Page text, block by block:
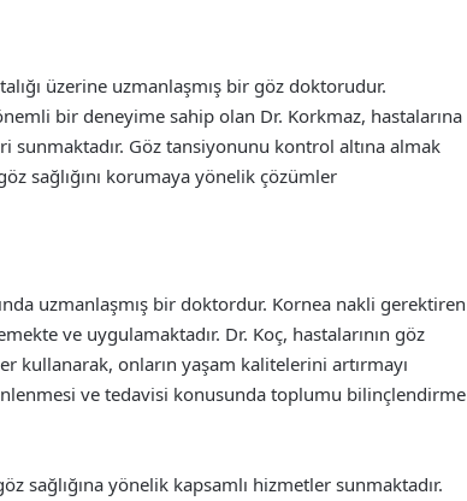
üzerine uzmanlaşmış bir göz doktorudur.
bir deneyime sahip olan Dr. Korkmaz, hastalarına
Göz tansiyonunu kontrol altına almak
sağlığını korumaya yönelik çözümler
uzmanlaşmış bir doktordur. Kornea nakli gerektiren
ve uygulamaktadır. Dr. Koç, hastalarının göz
kullanarak, onların yaşam kalitelerini artırmayı
ve tedavisi konusunda toplumu bilinçlendirme
sağlığına yönelik kapsamlı hizmetler sunmaktadır.